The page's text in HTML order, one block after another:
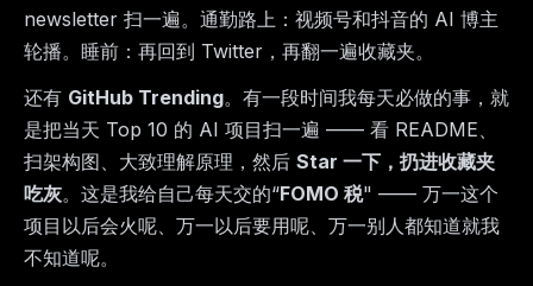
newsletter 扫一遍。通勤路上：视频号和抖音的 AI 博主
轮播。睡前：再回到 Twitter，再翻一遍收藏夹。
还有 GitHub Trending。有一段时间我每天必做的事，就
是把当天 Top 10 的 AI 项目扫一遍 —— 看 README、
扫架构图、大致理解原理，然后 Star 一下，扔进收藏夹
吃灰。这是我给自己每天交的“FOMO 税" —— 万一这个
项目以后会火呢、万一以后要用呢、万一别人都知道就我
不知道呢。